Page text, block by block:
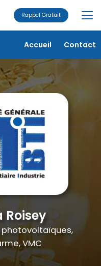
Accueil
Contact
Rappel Gratuit
Roisey
photovoltaïques,
VMC